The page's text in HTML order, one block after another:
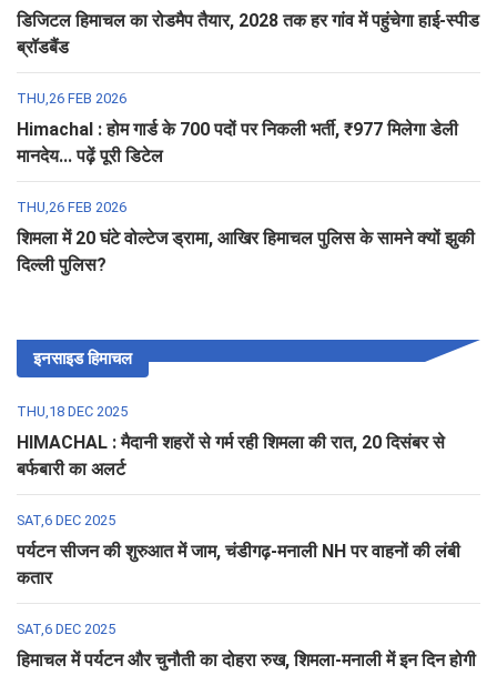
डिजिटल हिमाचल का रोडमैप तैयार, 2028 तक हर गांव में पहुंचेगा हाई-स्पीड
ब्रॉडबैंड
THU,26 FEB 2026
Himachal : होम गार्ड के 700 पदों पर निकली भर्ती, ₹977 मिलेगा डेली
मानदेय... पढ़ें पूरी डिटेल
THU,26 FEB 2026
शिमला में 20 घंटे वोल्टेज ड्रामा, आखिर हिमाचल पुलिस के सामने क्यों झुकी
दिल्ली पुलिस?
इनसाइड हिमाचल
THU,18 DEC 2025
HIMACHAL : मैदानी शहरों से गर्म रही शिमला की रात, 20 दिसंबर से
बर्फबारी का अलर्ट
SAT,6 DEC 2025
पर्यटन सीजन की शुरुआत में जाम, चंडीगढ़-मनाली NH पर वाहनों की लंबी
कतार
SAT,6 DEC 2025
हिमाचल में पर्यटन और चुनौती का दोहरा रुख, शिमला-मनाली में इन दिन होगी